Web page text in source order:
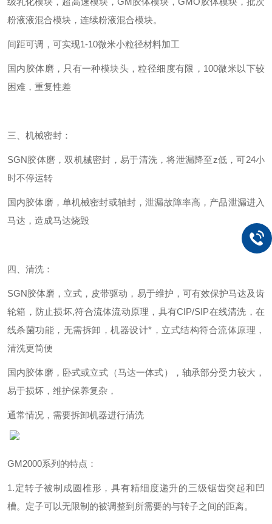
粉液液混合模块，连续粉液混合模块。
间距可调，可实现1-10微米小粒径材料加工
国内胶体磨，只有一种模块头，粒径细度有限，100微米以下较
困难，重复性差
三、机械密封：
SGN胶体磨，双机械密封，易于清洗，将泄漏降至z低，可24小
时不停运转
国内胶体磨，单机械密封或轴封，泄漏故障率高，产品泄漏进入
马达，造成马达烧毁
四、清洗：
SGN胶体磨，立式，皮带驱动，易于维护，可有效保护马达及齿
轮箱，防止损坏,符合流体流动原理，具有CIP/SIP在线清洗，在
线杀菌功能，无需拆卸，机器设计*，立式结构符合流体原理，
清洗更简便
国内胶体磨，卧式或立式（马达一体式），轴承部分受力较大，
易于损坏，维护保养复杂，
通常情况，需要拆卸机器进行清洗
GM2000系列的特点：
1.定转子被制成圆椎形，具有精细度递升的三级锯齿突起和凹
槽。定子可以无限制的被调整到所需要的与转子之间的距离。